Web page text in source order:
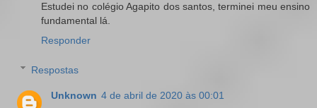
Estudei no colégio Agapito dos santos, terminei meu ensino
fundamental lá.
Responder
Respostas
Unknown 4 de abril de 2020 às 00:01